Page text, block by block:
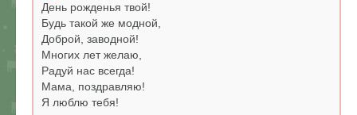
День рожденья твой!
Будь такой же модной,
Доброй, заводной!
Многих лет желаю,
Радуй нас всегда!
Мама, поздравляю!
Я люблю тебя!